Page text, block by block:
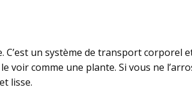
un système de transport corporel
comme une plante. Si vous ne
lisse.